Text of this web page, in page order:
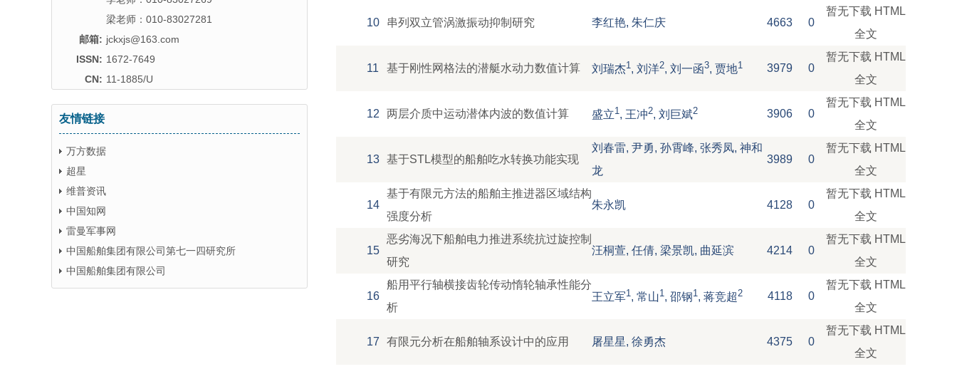
梁老师：010-83027281
邮箱: jckxjs@163.com
ISSN: 1672-7649
CN: 11-1885/U
友情链接
万方数据
超星
维普资讯
中国知网
雷曼军事网
中国船舶集团有限公司第七一四研究所
中国船舶集团有限公司
10 串列双立管涡激振动抑制研究 李红艳, 朱仁庆 4663 0
暂无下载 HTML
全文
11 基于刚性网格法的潜艇水动力数值计算 刘瑞杰1, 刘洋2, 刘一函3, 贾地1 3979 0
暂无下载 HTML
全文
12 两层介质中运动潜体内波的数值计算 盛立1, 王冲2, 刘巨斌2 3906 0
暂无下载 HTML
全文
13 基于STL模型的船舶吃水转换功能实现
刘春雷, 尹勇, 孙霄峰, 张秀凤, 神和
龙
3989 0
暂无下载 HTML
全文
14
基于有限元方法的船舶主推进器区域结构
强度分析
朱永凯 4128 0
暂无下载 HTML
全文
15
恶劣海况下船舶电力推进系统抗过旋控制
研究
汪桐萱, 任倩, 梁景凯, 曲延滨 4214 0
暂无下载 HTML
全文
16
船用平行轴横接齿轮传动惰轮轴承性能分
析
王立军1, 常山1, 邵钢1, 蒋竞超2 4118 0
暂无下载 HTML
全文
17 有限元分析在船舶轴系设计中的应用 屠星星, 徐勇杰 4375 0
暂无下载 HTML
全文